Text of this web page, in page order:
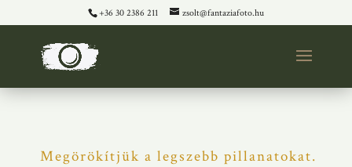
+36 30 2386 211 zsolt@fantaziafoto.hu
Megörökítjük a legszebb pillanatokat.